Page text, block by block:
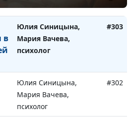
психолог
в
Юлия Синицына,
Мария Вачева,
психолог
#303
Юлия Синицына,
Мария Вачева,
психолог
#302